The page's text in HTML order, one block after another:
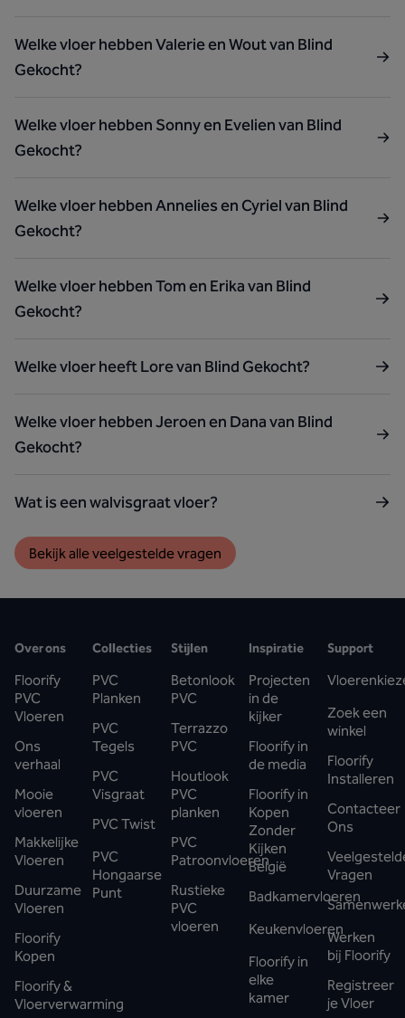
Welke vloer hebben Valerie en Wout van Blind
Gekocht?
Welke vloer hebben Sonny en Evelien van Blind
Gekocht?
Welke vloer hebben Annelies en Cyriel van Blind
Gekocht?
Welke vloer hebben Tom en Erika van Blind
Gekocht?
Welke vloer heeft Lore van Blind Gekocht?
Welke vloer hebben Jeroen en Dana van Blind
Gekocht?
Wat is een walvisgraat vloer?
Bekijk alle veelgestelde vragen
Over ons
Floorify
PVC
Vloeren
Ons
verhaal
Mooie
vloeren
Makkelijke
Vloeren
Duurzame
Vloeren
Floorify
Kopen
Floorify &
Vloerverwarming
Collecties
PVC
Planken
PVC
Tegels
PVC
Visgraat
PVC Twist
PVC
Hongaarse
Punt
Stijlen
Betonlook
PVC
Terrazzo
PVC
Houtlook
PVC
planken
PVC
Patroonvloeren
Rustieke
PVC
vloeren
Inspiratie
Projecten
in de
kijker
Floorify in
de media
Floorify in
Kopen
Zonder
Kijken
België
Badkamervloeren
Keukenvloeren
Floorify in
elke
kamer
Support
Zoek een
winkel
Floorify
Installeren
Contacteer
Ons
Vragen
Werken
bij Floorify
Registreer
je Vloer